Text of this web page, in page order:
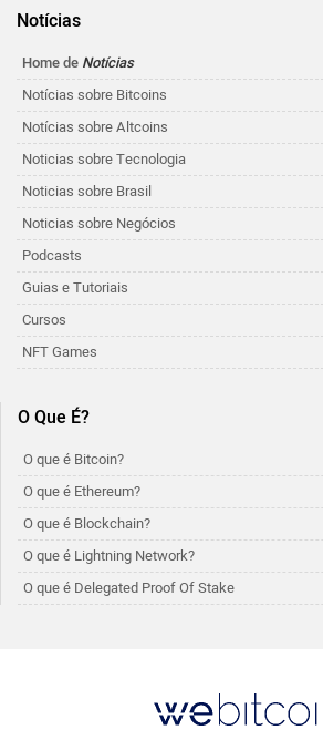
Notícias
Home de Notícias
Notícias sobre Bitcoins
Notícias sobre Altcoins
Noticias sobre Tecnologia
Noticias sobre Brasil
Noticias sobre Negócios
Podcasts
Guias e Tutoriais
Cursos
NFT Games
O Que É?
O que é Bitcoin?
O que é Ethereum?
O que é Blockchain?
O que é Lightning Network?
O que é Delegated Proof Of Stake